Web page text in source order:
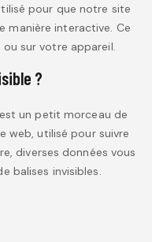
pour que notre site
interactive. Ce
sur votre appareil.
?
un petit morceau de
web, utilisé pour suivre
diverses données vous
balises invisibles.